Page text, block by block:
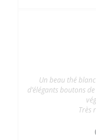
Un beau thé
d’élégants boutons
Très